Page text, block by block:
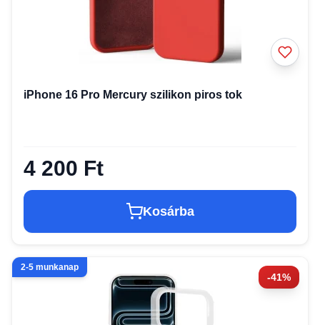
iPhone 16 Pro Mercury szilikon piros tok
4 200 Ft
Kosárba
-41%
2-5 munkanap